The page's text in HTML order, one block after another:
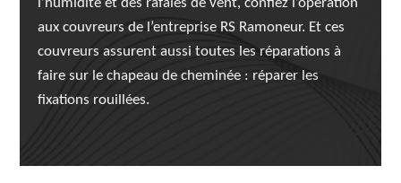
l’humidité et des rafales de vent, confiez l’opération
aux couvreurs de l’entreprise RS Ramoneur. Et ces
couvreurs assurent aussi toutes les réparations à
faire sur le chapeau de cheminée : réparer les
fixations rouillées.